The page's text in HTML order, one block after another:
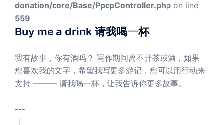
donation/core/Base/PpcpController.php on line
559
Buy me a drink 请我喝一杯
我有故事，你有酒吗？ 写作期间离不开茶或酒，如果
您喜欢我的文字，希望我写更多游记，您可以用行动来
支持 ——— 请我喝一杯，让我告诉你更多故事。
---